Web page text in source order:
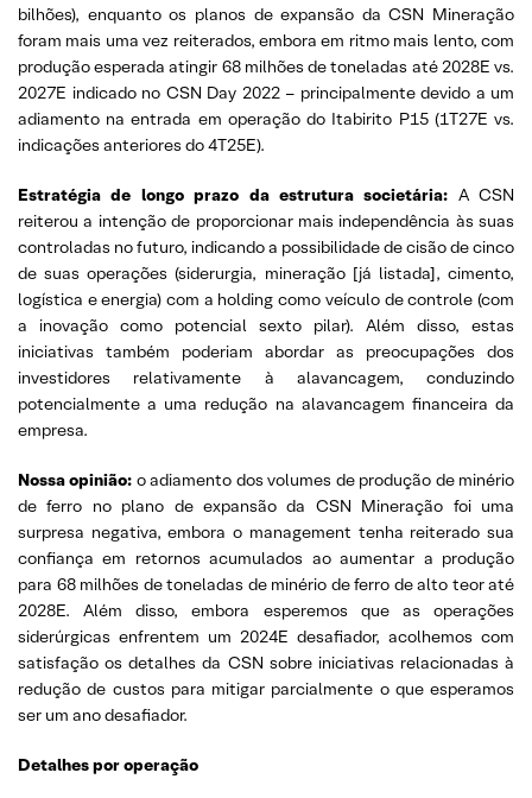
bilhões), enquanto os planos de expansão da CSN Mineração
foram mais uma vez reiterados, embora em ritmo mais lento, com
produção esperada atingir 68 milhões de toneladas até 2028E vs.
2027E indicado no CSN Day 2022 – principalmente devido a um
adiamento na entrada em operação do Itabirito P15 (1T27E vs.
indicações anteriores do 4T25E).
Estratégia de longo prazo da estrutura societária: A CSN
reiterou a intenção de proporcionar mais independência às suas
controladas no futuro, indicando a possibilidade de cisão de cinco
de suas operações (siderurgia, mineração [já listada], cimento,
logística e energia) com a holding como veículo de controle (com
a inovação como potencial sexto pilar). Além disso, estas
iniciativas também poderiam abordar as preocupações dos
investidores relativamente à alavancagem, conduzindo
potencialmente a uma redução na alavancagem financeira da
empresa.
Nossa opinião: o adiamento dos volumes de produção de minério
de ferro no plano de expansão da CSN Mineração foi uma
surpresa negativa, embora o management tenha reiterado sua
confiança em retornos acumulados ao aumentar a produção
para 68 milhões de toneladas de minério de ferro de alto teor até
2028E. Além disso, embora esperemos que as operações
siderúrgicas enfrentem um 2024E desafiador, acolhemos com
satisfação os detalhes da CSN sobre iniciativas relacionadas à
redução de custos para mitigar parcialmente o que esperamos
ser um ano desafiador.
Detalhes por operação